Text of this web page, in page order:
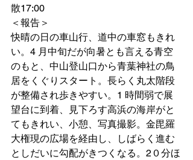
散17:00
＜報告＞
快晴の日の車山行、道中の車窓もきれ
い。4 月中旬だが向暑とも言える青空
のもと、中山登山口から青葉神社の鳥
居をくぐりスタート。長らく丸太階段
が整備され歩きやすい。1 時間弱で展
望台に到着、見下ろす高浜の海岸がと
てもきれい、小憩、写真撮影。金毘羅
大権現の広場を経由し、しばらく進む
としだいに勾配がきつくなる。2０分ほ